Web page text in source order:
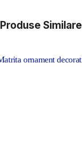
Produse Similare